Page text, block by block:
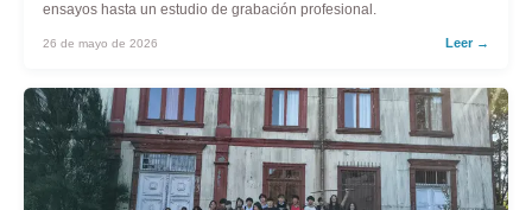
ensayos hasta un estudio de grabación profesional.
26 de mayo de 2026 Leer →